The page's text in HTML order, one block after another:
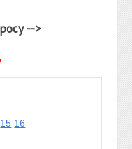
-->
15 16